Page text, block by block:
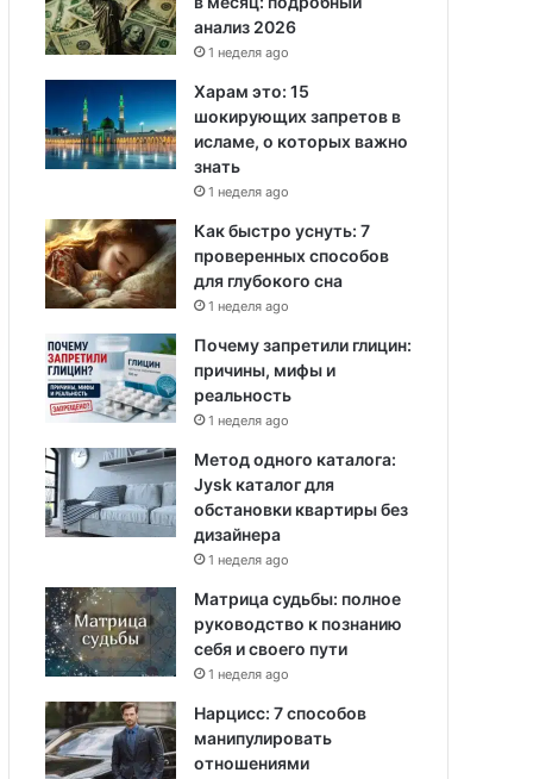
анализ 2026
1 неделя ago
Харам это: 15
шокирующих запретов в
исламе, о которых важно
знать
1 неделя ago
Как быстро уснуть: 7
проверенных способов
для глубокого сна
1 неделя ago
Почему запретили глицин:
причины, мифы и
реальность
1 неделя ago
Метод одного каталога:
Jysk каталог для
обстановки квартиры без
дизайнера
1 неделя ago
Матрица судьбы: полное
руководство к познанию
себя и своего пути
1 неделя ago
Нарцисс: 7 способов
манипулировать
отношениями